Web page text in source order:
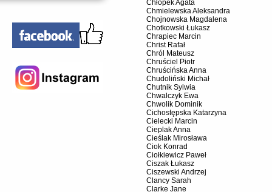
Chłopek Agata
Chmielewska Aleksandra
Chojnowska Magdalena
Chotkowski Łukasz
Chrapiec Marcin
Christ Rafał
Chról Mateusz
Chruściel Piotr
Chruścińska Anna
Chudoliński Michał
Chutnik Sylwia
Chwalczyk Ewa
Chwolik Dominik
Cichostępska Katarzyna
Cielecki Marcin
Cieplak Anna
Cieślak Mirosława
Ciok Konrad
Ciołkiewicz Paweł
Ciszak Łukasz
Ciszewski Andrzej
Clancy Sarah
Clarke Jane